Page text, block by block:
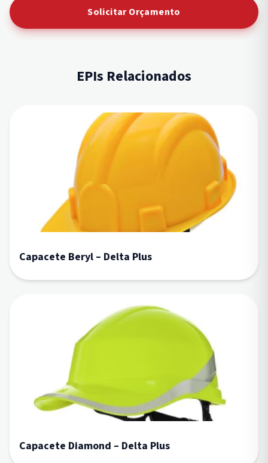
Solicitar Orçamento
EPIs Relacionados
Capacete Beryl – Delta Plus
Capacete Diamond – Delta Plus